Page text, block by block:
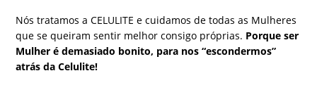
Nós tratamos a CELULITE e cuidamos de todas as Mulheres
que se queiram sentir melhor consigo próprias. Porque ser
Mulher é demasiado bonito, para nos “escondermos”
atrás da Celulite!